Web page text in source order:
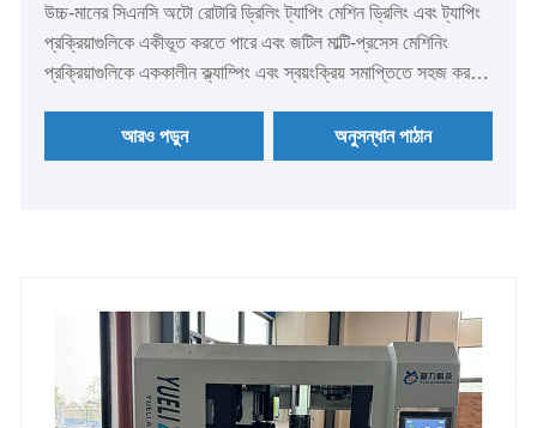
উচ্চ-মানের সিএনসি অটো রোটারি ড্রিলিং ট্যাপিং মেশিন ড্রিলিং এবং ট্যাপিং
প্রক্রিয়াগুলিকে একীভূত করতে পারে এবং জটিল মাল্টি-প্রসেস মেশিনিং
প্রক্রিয়াগুলিকে এককালীন ক্ল্যাম্পিং এবং স্বয়ংক্রিয় সমাপ্তিতে সহজ করতে
আরও পড়ুন
অনুসন্ধান পাঠান